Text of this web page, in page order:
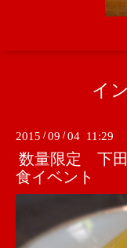
イ
2015 /09 /04 11:29
数量限定 下
食イベント